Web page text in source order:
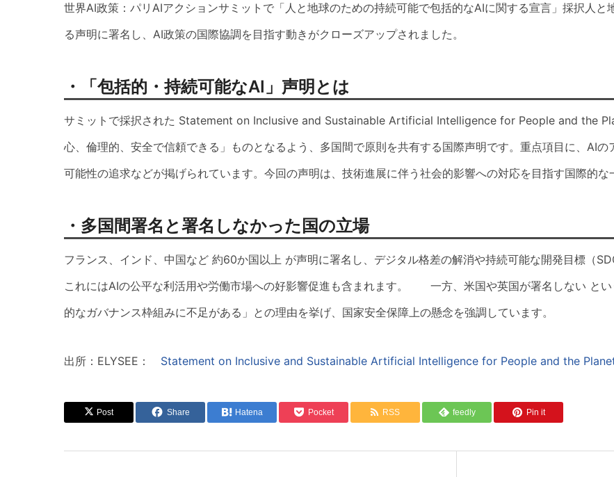
世界AI政策：パリAIアクションサミットで「人と地球のための持続可能で包括的なAIに関する宣言」採択人
る声明に署名し、AI政策の国際協調を目指す動きがクローズアップされました。
・「包括的・持続可能なAI」声明とは
サミットで採択された Statement on Inclusive and Sustainable Artificial Intelligence for People and the
心、倫理的、安全で信頼できる」ものとなるよう、多国間で原則を共有する国際声明です。重点項目に、AI
可能性の追求などが掲げられています。今回の声明は、技術進展に伴う社会的影響への対応を目指す国際的な
・多国間署名と署名しなかった国の立場
フランス、インド、中国など 約60か国以上 が声明に署名し、デジタル格差の解消や持続可能な開発目標（
これにはAIの公平な利活用や労働市場への好影響促進も含まれます。 一方、米国や英国が署名しない と
的なガバナンス枠組みに不足がある」との理由を挙げ、国家安全保障上の懸念を強調しています。
出所：ELYSEE： Statement on Inclusive and Sustainable Artificial Intelligence for People and the
Post Share Hatena Pocket RSS feedly Pin it